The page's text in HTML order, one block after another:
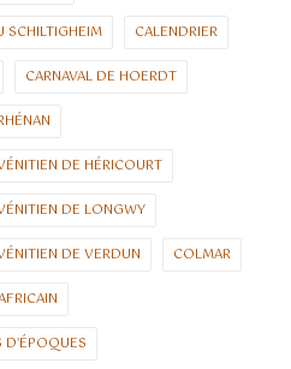
SCHILTIGHEIM CALENDRIER
CARNAVAL DE HOERDT
DE HÉRICOURT
DE LONGWY
DE VERDUN COLMAR
D'ÉPOQUES